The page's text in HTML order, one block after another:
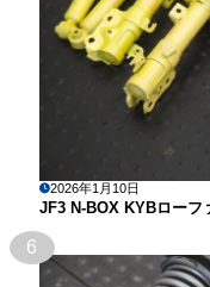
2026年1月10日
JF3 N-BOX KYBローフ
6